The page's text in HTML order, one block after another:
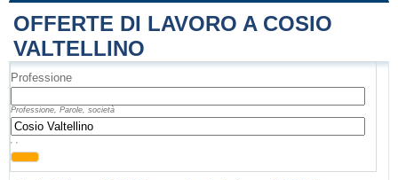
OFFERTE DI LAVORO A COSIO
VALTELLINO
Professione
Professione, Parole, società
, ,